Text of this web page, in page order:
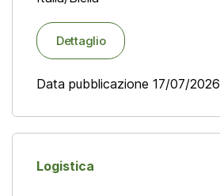
Dettaglio
Data pubblicazione 17/07/2026
Logistica